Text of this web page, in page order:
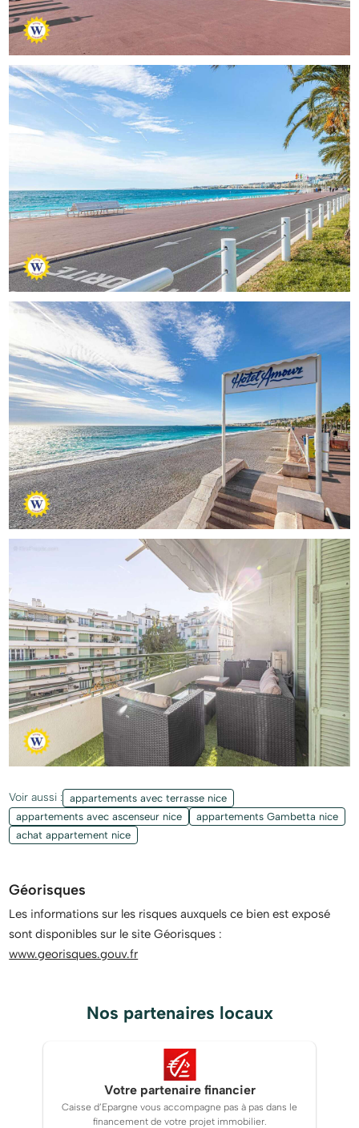
Voir aussi :
appartements avec terrasse nice
appartements avec ascenseur nice
appartements Gambetta nice
achat appartement nice
Géorisques
Les informations sur les risques auxquels ce bien est exposé
sont disponibles sur le site Géorisques :
www.georisques.gouv.fr
Nos partenaires locaux
Votre partenaire financier
Caisse d’Epargne vous accompagne pas à pas dans le
financement de votre projet immobilier.